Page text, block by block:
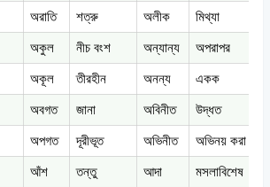
অরাতি শত্রু অলীক মিথ্যা
অকুল নীচ বংশ অন্যান্য অপরাপর
অকূল তীরহীন অনন্য একক
অবগত জানা অবিনীত উদ্ধত
অপগত দূরীভূত অভিনীত অভিনয় করা
আঁশ তন্তু আদা মসলাবিশেষ